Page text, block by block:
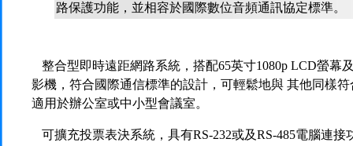
路保護功能，並相容於國際數位音頻通訊協定標準。
整合型即時遠距網路系統，搭配65英寸1080p LCD螢幕
影機，符合國際通信標準的設計，可輕鬆地與 其他同樣
適用於辦公室或中小型會議室。
可擴充投票表決系統，具有RS-232或及RS-485電腦連